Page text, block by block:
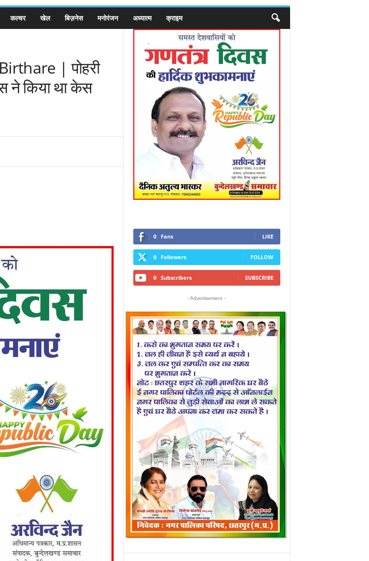
कल्चर खेल बिज़नेस मनोरंजन अध्यात्म क्राइम
| पोहरी
ने किया था केस
0 Fans LIKE
0 Followers FOLLOW
0 Subscribers SUBSCRIBE
- Advertisement -